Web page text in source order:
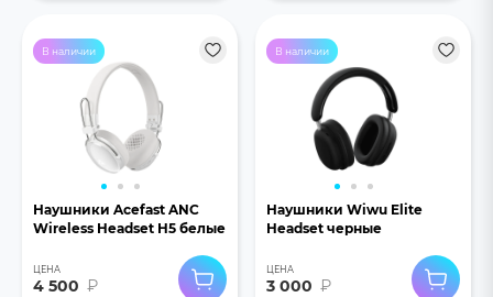
В наличии
Наушники Acefast ANC
Wireless Headset H5 белые
ЦЕНА
4 500 ₽
В наличии
Наушники Wiwu Elite
Headset черные
ЦЕНА
3 000 ₽